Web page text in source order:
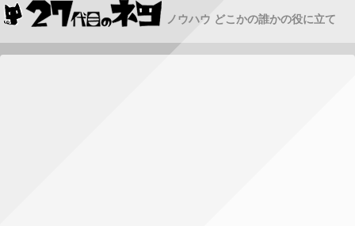
ノウハウ どこかの誰かの役に立て